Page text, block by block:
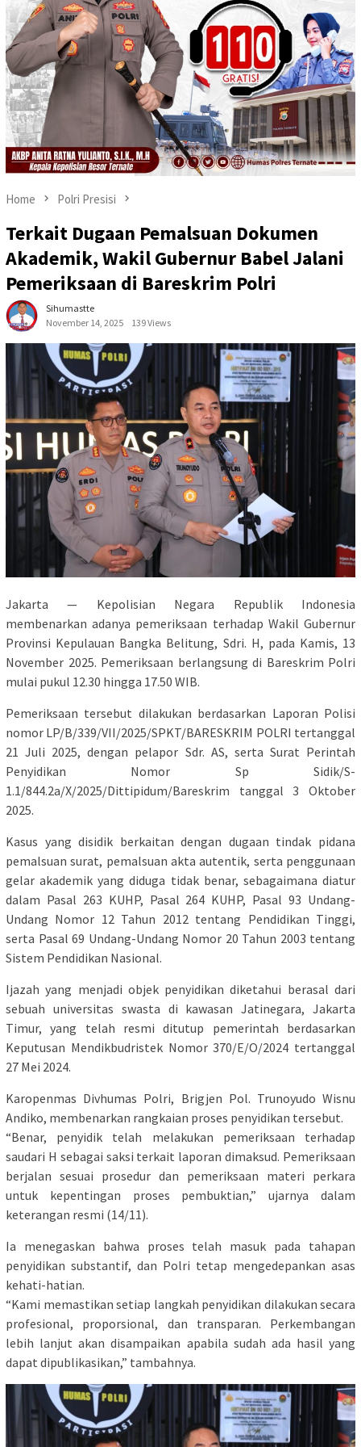
Home Polri Presisi
Terkait Dugaan Pemalsuan Dokumen
Akademik, Wakil Gubernur Babel Jalani
Pemeriksaan di Bareskrim Polri
Sihumastte
November 14, 2025
139 Views
Jakarta — Kepolisian Negara Republik Indonesia
membenarkan adanya pemeriksaan terhadap Wakil Gubernur
Provinsi Kepulauan Bangka Belitung, Sdri. H, pada Kamis, 13
November 2025. Pemeriksaan berlangsung di Bareskrim Polri
mulai pukul 12.30 hingga 17.50 WIB.
Pemeriksaan tersebut dilakukan berdasarkan Laporan Polisi
nomor LP/B/339/VII/2025/SPKT/BARESKRIM POLRI tertanggal
21 Juli 2025, dengan pelapor Sdr. AS, serta Surat Perintah
Penyidikan Nomor Sp Sidik/S-
1.1/844.2a/X/2025/Dittipidum/Bareskrim tanggal 3 Oktober
2025.
Kasus yang disidik berkaitan dengan dugaan tindak pidana
pemalsuan surat, pemalsuan akta autentik, serta penggunaan
gelar akademik yang diduga tidak benar, sebagaimana diatur
dalam Pasal 263 KUHP, Pasal 264 KUHP, Pasal 93 Undang-
Undang Nomor 12 Tahun 2012 tentang Pendidikan Tinggi,
serta Pasal 69 Undang-Undang Nomor 20 Tahun 2003 tentang
Sistem Pendidikan Nasional.
Ijazah yang menjadi objek penyidikan diketahui berasal dari
sebuah universitas swasta di kawasan Jatinegara, Jakarta
Timur, yang telah resmi ditutup pemerintah berdasarkan
Keputusan Mendikbudristek Nomor 370/E/O/2024 tertanggal
27 Mei 2024.
Karopenmas Divhumas Polri, Brigjen Pol. Trunoyudo Wisnu
Andiko, membenarkan rangkaian proses penyidikan tersebut.
“Benar, penyidik telah melakukan pemeriksaan terhadap
saudari H sebagai saksi terkait laporan dimaksud. Pemeriksaan
berjalan sesuai prosedur dan pemeriksaan materi perkara
untuk kepentingan proses pembuktian,” ujarnya dalam
keterangan resmi (14/11).
Ia menegaskan bahwa proses telah masuk pada tahapan
penyidikan substantif, dan Polri tetap mengedepankan asas
kehati-hatian.
“Kami memastikan setiap langkah penyidikan dilakukan secara
profesional, proporsional, dan transparan. Perkembangan
lebih lanjut akan disampaikan apabila sudah ada hasil yang
dapat dipublikasikan,” tambahnya.